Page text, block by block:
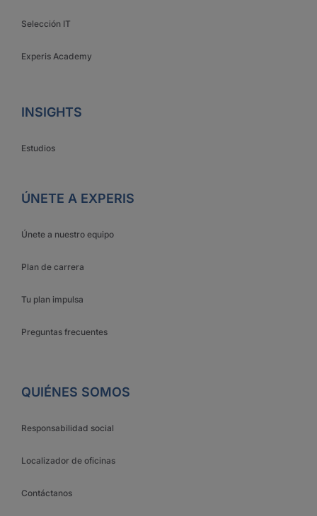
Selección IT
Experis Academy
INSIGHTS
Estudios
ÚNETE A EXPERIS
Únete a nuestro equipo
Plan de carrera
Tu plan impulsa
Preguntas frecuentes
QUIÉNES SOMOS
Responsabilidad social
Localizador de oficinas
Contáctanos